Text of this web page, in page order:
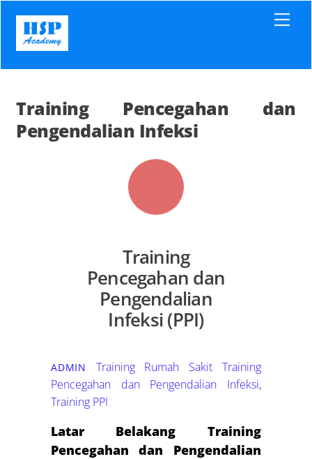
content
Training Pencegahan dan
Pengendalian Infeksi
Training
Pencegahan dan
Pengendalian
Infeksi (PPI)
ADMIN Training Rumah Sakit
Training
Pencegahan dan Pengendalian Infeksi,
Training PPI
Latar Belakang Training
Pencegahan dan Pengendalian